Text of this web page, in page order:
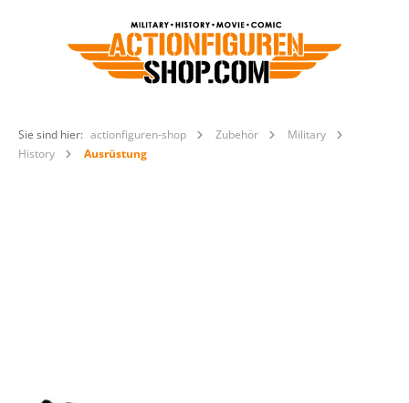
Sie sind hier: actionfiguren-shop Zubehör
Military
History
Ausrüstung